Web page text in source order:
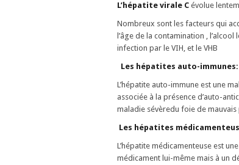
L’hépatite virale C évolue
Nombreux sont les facteurs qui
l’âge de la contamination ,
infection par le VIH, et le VHB
Les hépatites auto-immunes:
L’hépatite auto-immune est une
associée à la présence d’auto-
maladie sévèredu foie de
Les hépatites
L’hépatite médicamenteuse est
médicament lui-même mais à un